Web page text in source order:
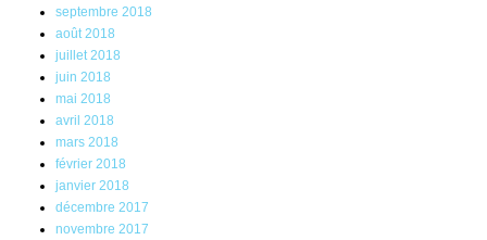
septembre 2018
août 2018
juillet 2018
juin 2018
mai 2018
avril 2018
mars 2018
février 2018
janvier 2018
décembre 2017
novembre 2017